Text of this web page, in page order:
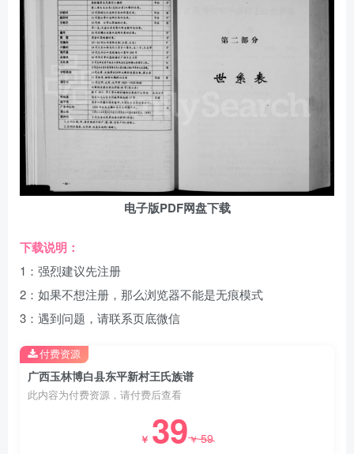
电子版PDF网盘下载
下载说明：
1：强烈建议先注册
2：如果不想注册，那么浏览器不能是无痕模式
3：遇到问题，请联系页底微信
广西玉林博白县东平新村王氏族谱
此内容为付费资源，请付费后查看
￥ 39￥59
付费资源